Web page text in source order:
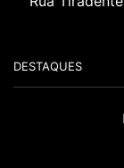
DESTAQUES